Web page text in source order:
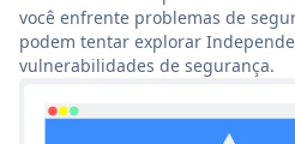
você enfrente problemas de
podem tentar explorar
vulnerabilidades de segurança.